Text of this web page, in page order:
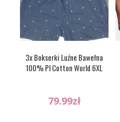
3x Bokserki Luźne Bawełna
100% Pl Cotton World 6XL
79.99zł